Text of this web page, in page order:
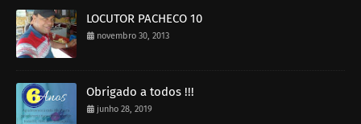
LOCUTOR PACHECO 10
novembro 30, 2013
Obrigado a todos !!!
junho 28, 2019